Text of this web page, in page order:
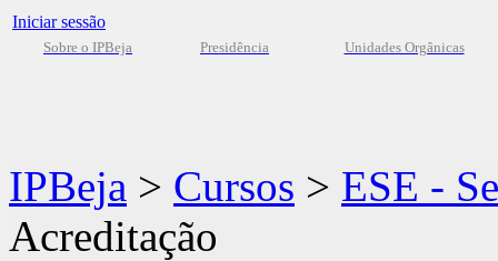
Iniciar sessão
Sobre o IPBeja Presidência Unidades Orgânicas
IPBeja > Cursos > ESE -
Acreditação